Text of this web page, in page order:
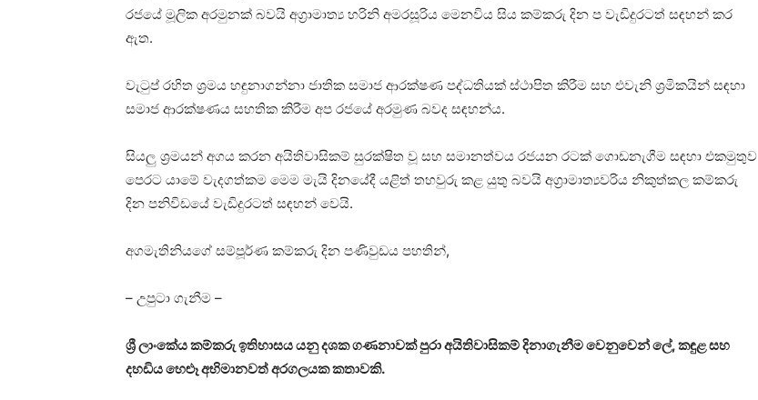
රජයේ මූලික අරමුනක් බවයි අග්‍රාමාත්‍ය හරිනි අමරසූරිය මෙනවිය සිය කම්කරු දින ප වැඩිදුරටත් සඳහන් කර
ඇත.
වැටුප් රහිත ශ්‍රමය හඳුනාගන්නා ජාතික සමාජ ආරක්ෂණ පද්ධතියක් ස්ථාපිත කිරීම සහ එවැනි ශ්‍රමිකයින් සඳහා
සමාජ ආරක්ෂණය සහතික කිරීම අප රජයේ අරමුණ බවද සඳහන්ය.
සියලු ශ්‍රමයන් අගය කරන අයිතිවාසිකම් සුරක්ෂිත වූ සහ සමානත්වය රජයන රටක් ගොඩනැගීම සඳහා එකමුතුව
පෙරට යාමේ වැදගත්කම මෙම මැයි දිනයේදී යළිත් තහවුරු කළ යුතු බවයි අග්‍රාමාත්‍යවරිය නිකුත්කල කම්කරු
දින පනිවිඩයේ වැඩිදුරටත් සඳහන් වෙයි.
අගමැතිනියගේ සම්පූර්ණ කම්කරු දින පණිවුඩය පහතින්,
– උපුටා ගැනීම –
ශ්‍රී ලාංකේය කම්කරු ඉතිහාසය යනු දශක ගණනාවක් පුරා අයිතිවාසිකම් දිනාගැනීම වෙනුවෙන් ලේ, කඳුළ සහ
දහඩිය හෙළූ අභිමානවත් අරගලයක කතාවකි.